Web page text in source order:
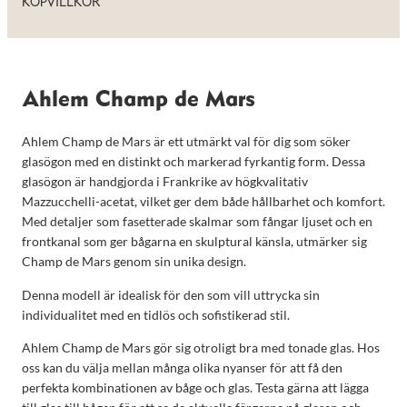
Ahlem Champ de Mars
Ahlem Champ de Mars är ett utmärkt val för dig som söker
glasögon med en distinkt och markerad fyrkantig form. Dessa
glasögon är handgjorda i Frankrike av högkvalitativ
Mazzucchelli-acetat, vilket ger dem både hållbarhet och komfort.
Med detaljer som fasetterade skalmar som fångar ljuset och en
frontkanal som ger bågarna en skulptural känsla, utmärker sig
Champ de Mars genom sin unika design.
Denna modell är idealisk för den som vill uttrycka sin
individualitet med en tidlös och sofistikerad stil.
Ahlem Champ de Mars gör sig otroligt bra med tonade glas. Hos
oss kan du välja mellan många olika nyanser för att få den
perfekta kombinationen av båge och glas. Testa gärna att lägga